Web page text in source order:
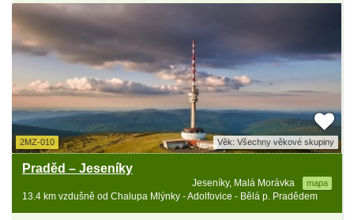
2MZ-010 Věk: Všechny věkové skupiny
Praděd – Jeseníky
Jeseníky, Malá Morávka mapa
13.4 km vzdušně od Chalupa Mlýnky - Adolfovice - Bělá p. Pradědem